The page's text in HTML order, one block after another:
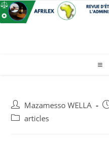
Mazamesso WELLA
articles